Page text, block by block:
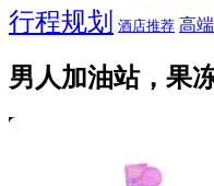
行程规划 酒店推荐 高
男人加油站，果